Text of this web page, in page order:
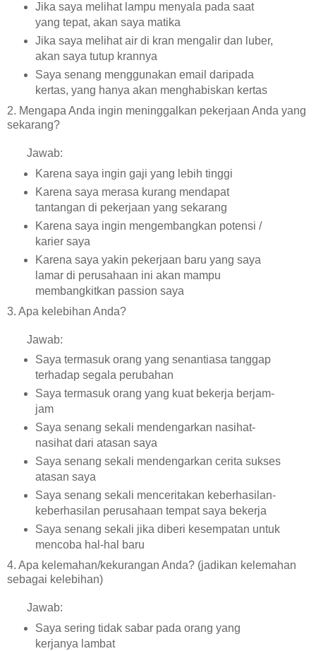
Jika saya melihat lampu menyala pada saat
yang tepat, akan saya matika
Jika saya melihat air di kran mengalir dan luber,
akan saya tutup krannya
Saya senang menggunakan email daripada
kertas, yang hanya akan menghabiskan kertas
2. Mengapa Anda ingin meninggalkan pekerjaan Anda yang
sekarang?
Jawab:
Karena saya ingin gaji yang lebih tinggi
Karena saya merasa kurang mendapat
tantangan di pekerjaan yang sekarang
Karena saya ingin mengembangkan potensi /
karier saya
Karena saya yakin pekerjaan baru yang saya
lamar di perusahaan ini akan mampu
membangkitkan passion saya
3. Apa kelebihan Anda?
Jawab:
Saya termasuk orang yang senantiasa tanggap
terhadap segala perubahan
Saya termasuk orang yang kuat bekerja berjam-
jam
Saya senang sekali mendengarkan nasihat-
nasihat dari atasan saya
Saya senang sekali mendengarkan cerita sukses
atasan saya
Saya senang sekali menceritakan keberhasilan-
keberhasilan perusahaan tempat saya bekerja
Saya senang sekali jika diberi kesempatan untuk
mencoba hal-hal baru
4. Apa kelemahan/kekurangan Anda? (jadikan kelemahan
sebagai kelebihan)
Jawab:
Saya sering tidak sabar pada orang yang
kerjanya lambat